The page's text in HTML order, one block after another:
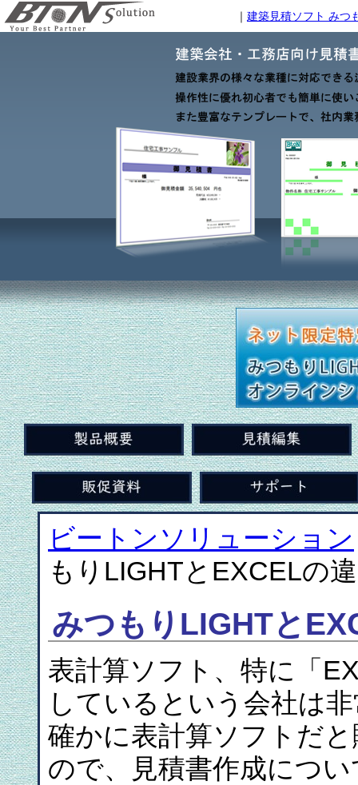
｜ 建築見積ソフト みつ
ビートンソリューション
もりLIGHTとEXCELの
みつもりLIGHTと
表計算ソフト、特に「
しているという会社は
確かに表計算ソフトだ
ので、見積書作成につ